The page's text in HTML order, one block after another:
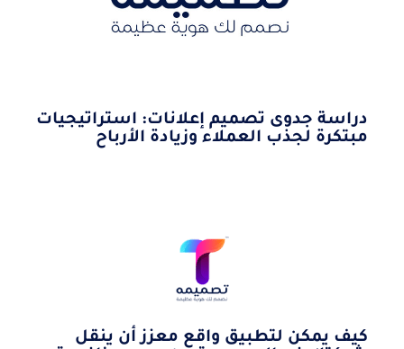
دراسة جدوى تصميم إعلانات: استراتيجيات
مبتكرة لجذب العملاء وزيادة الأرباح
كيف يمكن لتطبيق واقع معزز أن ينقل